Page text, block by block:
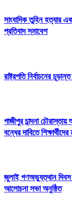
সাংবাদিক তুহিন হত্যার
প্রতিবাদ সমাবেশ
রাষ্ট্রপতি নির্বাচনের
গাজীপুর চান্দনা
বন্ধের দাবিতে
জুলাই গণঅভ্যুত্থান দিবস
আলোচনা সভা অনুষ্ঠিত